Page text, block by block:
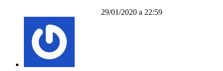
29/01/2020 a 22:59